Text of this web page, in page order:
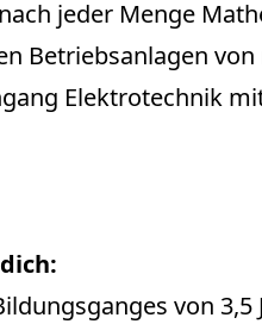
jeder Menge
Betriebsanlagen
Elektrotechnik
von 3,5